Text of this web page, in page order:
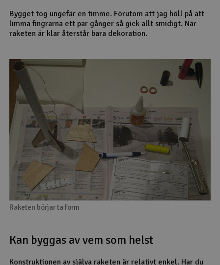
Bygget tog ungefär en timme. Förutom att jag höll på att
limma fingrarna ett par gånger så gick allt smidigt. När
raketen är klar återstår bara dekoration.
Raketen börjar ta form
Kan byggas av vem som helst
Konstruktionen av själva raketen är relativt enkel. Har du